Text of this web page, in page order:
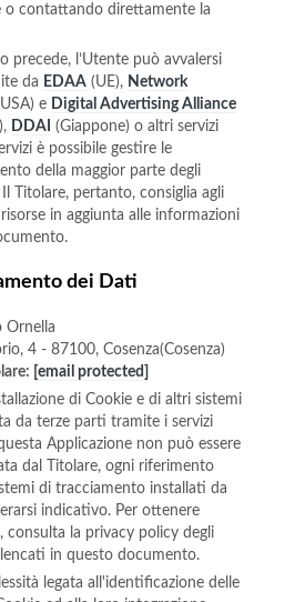
o contattando direttamente la
precede, l’Utente può avvalersi
da EDAA(UE), Network
e Digital Advertising Alliance
DDAI (Giappone) o altri servizi
è possibile gestire le
della maggior parte degli
Titolare, pertanto, consiglia agli
in aggiunta alle informazioni
dei Dati
Ornella
4 - 87100, Cosenza(Cosenza)
[email protected]
di Cookie e di altri sistemi
da terze parti tramite i servizi
Applicazione non può essere
dal Titolare, ogni riferimento
di tracciamento installati da
indicativo. Per ottenere
consulta la privacy policy degli
in questo documento.
legata all'identificazione delle